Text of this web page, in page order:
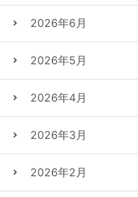
2026年6月
2026年5月
2026年4月
2026年3月
2026年2月